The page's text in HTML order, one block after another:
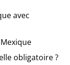
avec
obligatoire ?